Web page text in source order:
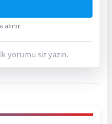
yorumu siz yazın.